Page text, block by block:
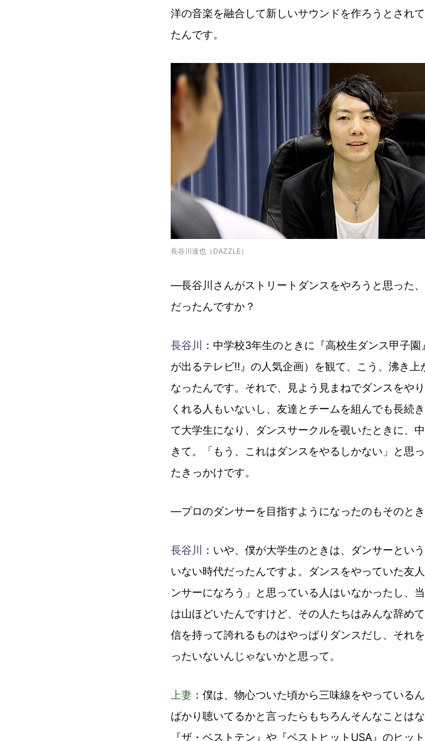
洋の音楽を融合して新しいサウンドを作ろうとされ
たんです。
長谷川達也（DAZZLE）
―長谷川さんがストリートダンスをやろうと思った
だったんですか？
長谷川
：中学校3年生のときに『高校生ダンス甲子
が出るテレビ!!』の人気企画）を観て、こう、沸き上
なったんです。それで、見よう見まねでダンスをや
くれる人もいないし、友達とチームを組んでも長続
て大学生になり、ダンスサークルを覗いたときに、
きて。「もう、これはダンスをやるしかない」と思
たきっかけです。
―プロのダンサーを目指すようになったのもそのとき
長谷川
：いや、僕が大学生のときは、ダンサーとい
いない時代だったんですよ。ダンスをやっていた友
ンサーになろう」と思っている人はいなかったし、
は山ほどいたんですけど、その人たちはみんな辞め
信を持って誇れるものはやっぱりダンスだし、それ
ったいないんじゃないかと思って。
上妻 ：僕は、物心ついた頃から三味線をやっている
ばかり聴いてるかと言ったらもちろんそんなことは
『ザ・ベストテン』や『ベストヒットUSA』のヒッ